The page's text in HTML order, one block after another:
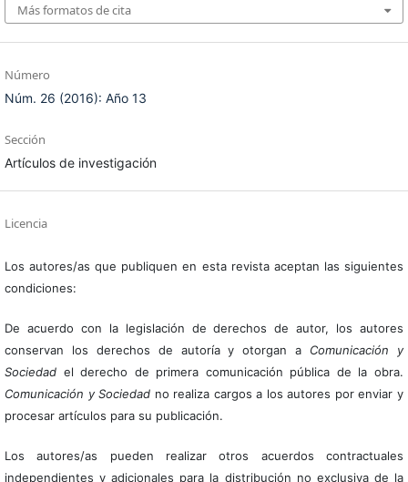
Más formatos de cita
Número
Núm. 26 (2016): Año 13
Sección
Artículos de investigación
Licencia
Los autores/as que publiquen en esta revista aceptan las siguientes
condiciones:
De acuerdo con la legislación de derechos de autor, los autores
conservan los derechos de autoría y otorgan a Comunicación y
Sociedadel derecho de primera comunicación pública de la obra.
Comunicación y Sociedad no realiza cargos a los autores por enviar y
procesar artículos para su publicación.
Los autores/as pueden realizar otros acuerdos contractuales
independientes y adicionales para la distribución no exclusiva de la